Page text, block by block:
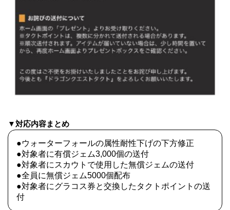
▼対応内容まとめ
●ウォーターフォールの属性耐性下げの下方修正
●対象者に有償ジェム3,000個の送付
●対象者にスカウトで使用した無償ジェムの送付
●全員に無償ジェム5000個配布
●対象者にグラコス券と交換したタクトポイントの送
付